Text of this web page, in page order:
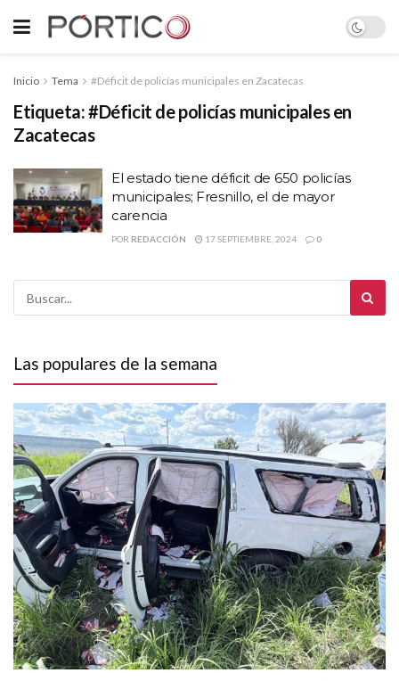
Inicio Tema #Déficit de policías municipales en Zacatecas
Etiqueta:#Déficit de policías municipales en
Zacatecas
El estado tiene déficit de 650 policías
municipales; Fresnillo, el de mayor
carencia
POR REDACCIÓN 17 SEPTIEMBRE, 2024 0
Las populares de la semana